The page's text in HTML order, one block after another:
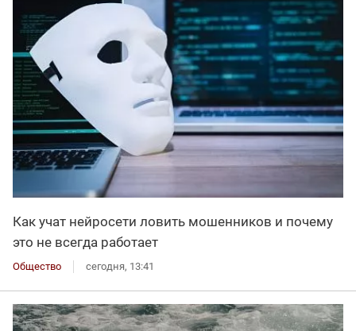
Как учат нейросети ловить мошенников и почему
это не всегда работает
Общество сегодня, 13:41